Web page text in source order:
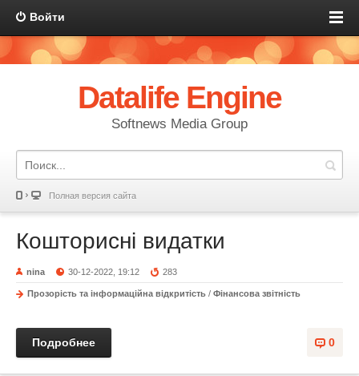
Войти
Datalife Engine
Softnews Media Group
Полная версия сайта
Кошторисні видатки
nina 30-12-2022, 19:12 283
Прозорість та інформаційна відкритість / Фінансова звітність
0
Подробнее